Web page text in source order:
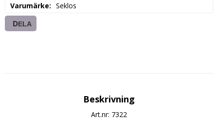
Varumärke
Seklos
DELA
Beskrivning
Art.nr: 7322